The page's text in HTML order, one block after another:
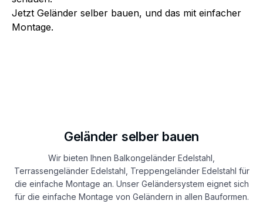
Jetzt Geländer selber bauen, und das mit einfacher
Montage.
Geländer selber bauen
Wir bieten Ihnen Balkongeländer Edelstahl,
Terrassengeländer Edelstahl, Treppengeländer Edelstahl für
die einfache Montage an. Unser Geländersystem eignet sich
für die einfache Montage von Geländern in allen Bauformen.